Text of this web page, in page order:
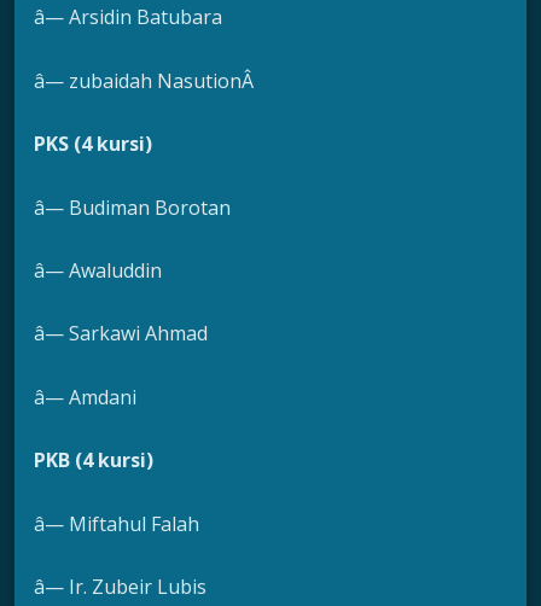
â— Arsidin Batubara
â— zubaidah NasutionÂ
PKS (4 kursi)
â— Budiman Borotan
â— Awaluddin
â— Sarkawi Ahmad
â— Amdani
PKB (4 kursi)
â— Miftahul Falah
â— Ir. Zubeir Lubis